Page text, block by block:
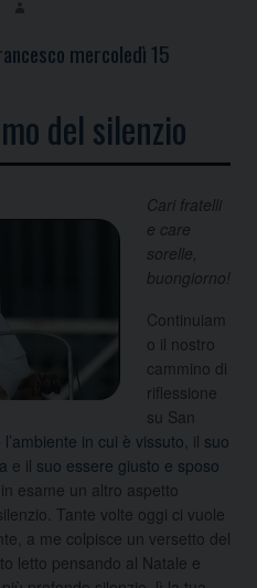
mercoledì 15
del silenzio
Cari fratelli
e care
sorelle,
buongiorno!
Continuiam
o il nostro
cammino di
riflessione
su San
l’ambiente in cui è vissuto , il suo
e il suo essere giusto e sposo
esame un altro aspetto
Tante volte oggi ci vuole
a me colpisce un versetto del
letto pensando al Natale e